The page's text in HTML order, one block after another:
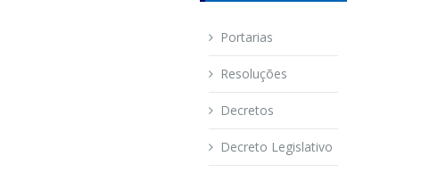
Portarias
Resoluções
Decretos
Decreto Legislativo